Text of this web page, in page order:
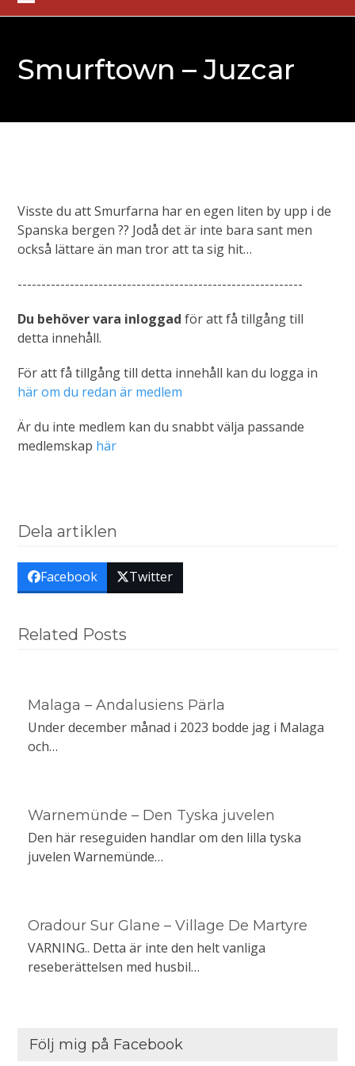
SkipOpen
menu
Close
menu
Smurftown – Juzcar
Visste du att Smurfarna har en egen liten by upp i de
Spanska bergen ?? Jodå det är inte bara sant men
också lättare än man tror att ta sig hit…
------------------------------------------------------------
Du behöver vara inloggad för att få tillgång till
detta innehåll.
För att få tillgång till detta innehåll kan du logga in
här om du redan är medlem
Är du inte medlem kan du snabbt välja passande
medlemskap här
Dela artiklen
Facebook Twitter
Related Posts
Malaga – Andalusiens Pärla
Under december månad i 2023 bodde jag i Malaga
och…
Warnemünde – Den Tyska juvelen
Den här reseguiden handlar om den lilla tyska
juvelen Warnemünde…
Oradour Sur Glane – Village De Martyre
VARNING.. Detta är inte den helt vanliga
reseberättelsen med husbil…
Följ mig på Facebook